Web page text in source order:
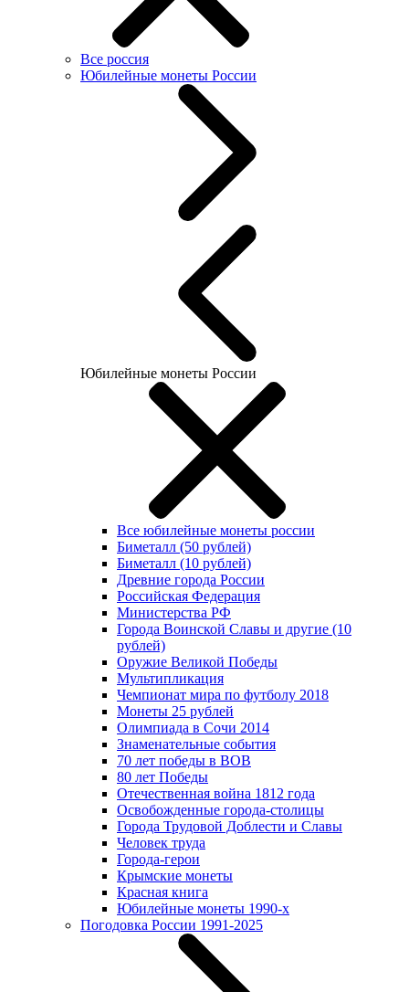
Все россия
Юбилейные монеты России
Юбилейные монеты России
Все юбилейные монеты россии
Биметалл (50 рублей)
Биметалл (10 рублей)
Древние города России
Российская Федерация
Министерства РФ
Города Воинской Славы и другие (10
рублей)
Оружие Великой Победы
Мультипликация
Чемпионат мира по футболу 2018
Монеты 25 рублей
Олимпиада в Сочи 2014
Знаменательные события
70 лет победы в ВОВ
80 лет Победы
Отечественная война 1812 года
Освобожденные города-столицы
Города Трудовой Доблести и Славы
Человек труда
Города-герои
Крымские монеты
Красная книга
Юбилейные монеты 1990-х
Погодовка России 1991-2025